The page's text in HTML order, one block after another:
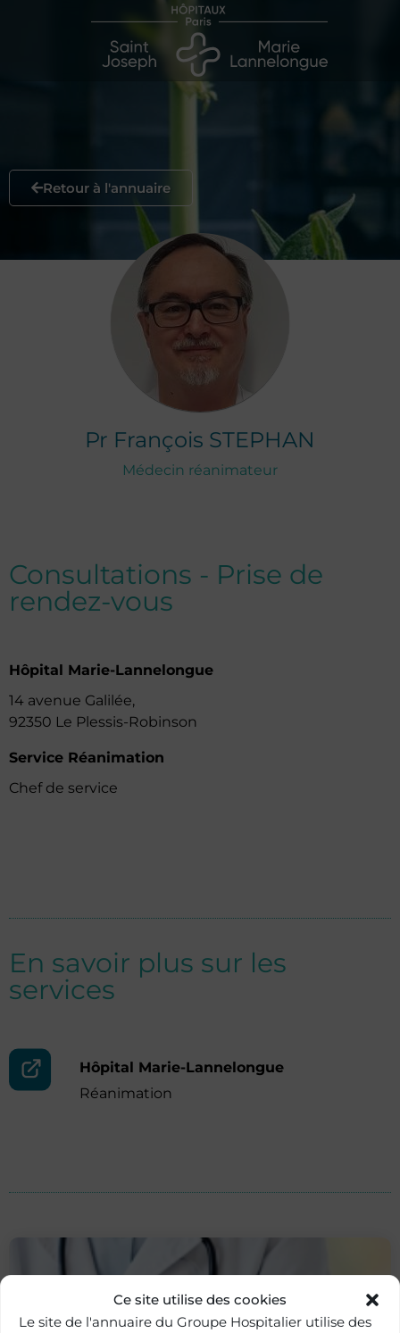
Ce site utilise des cookies
Le site de l'annuaire du Groupe Hospitalier utilise des
Retour à l'annuaire
Pr François STEPHAN
Médecin réanimateur
Consultations - Prise de
rendez-vous
Hôpital Marie-Lannelongue
14 avenue Galilée,
92350 Le Plessis-Robinson
Service Réanimation
Chef de service
En savoir plus sur les
services
Hôpital Marie-Lannelongue
Réanimation